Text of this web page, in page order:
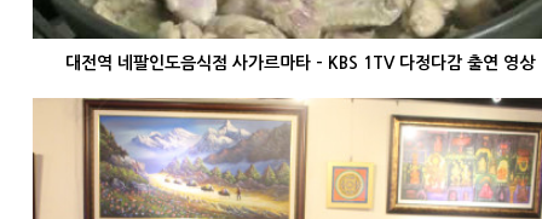
대전역 네팔인도음식점 사가르마타 - KBS 1TV 다정다감 출연 영상